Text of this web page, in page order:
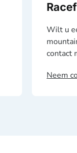
Wilt u
contact
Neem